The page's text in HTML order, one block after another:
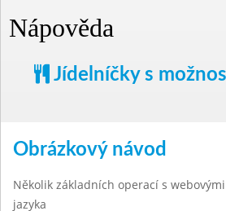
Nápověda
Jídelníčky s
Obrázkový návod
Několik základních operací s
jazyka